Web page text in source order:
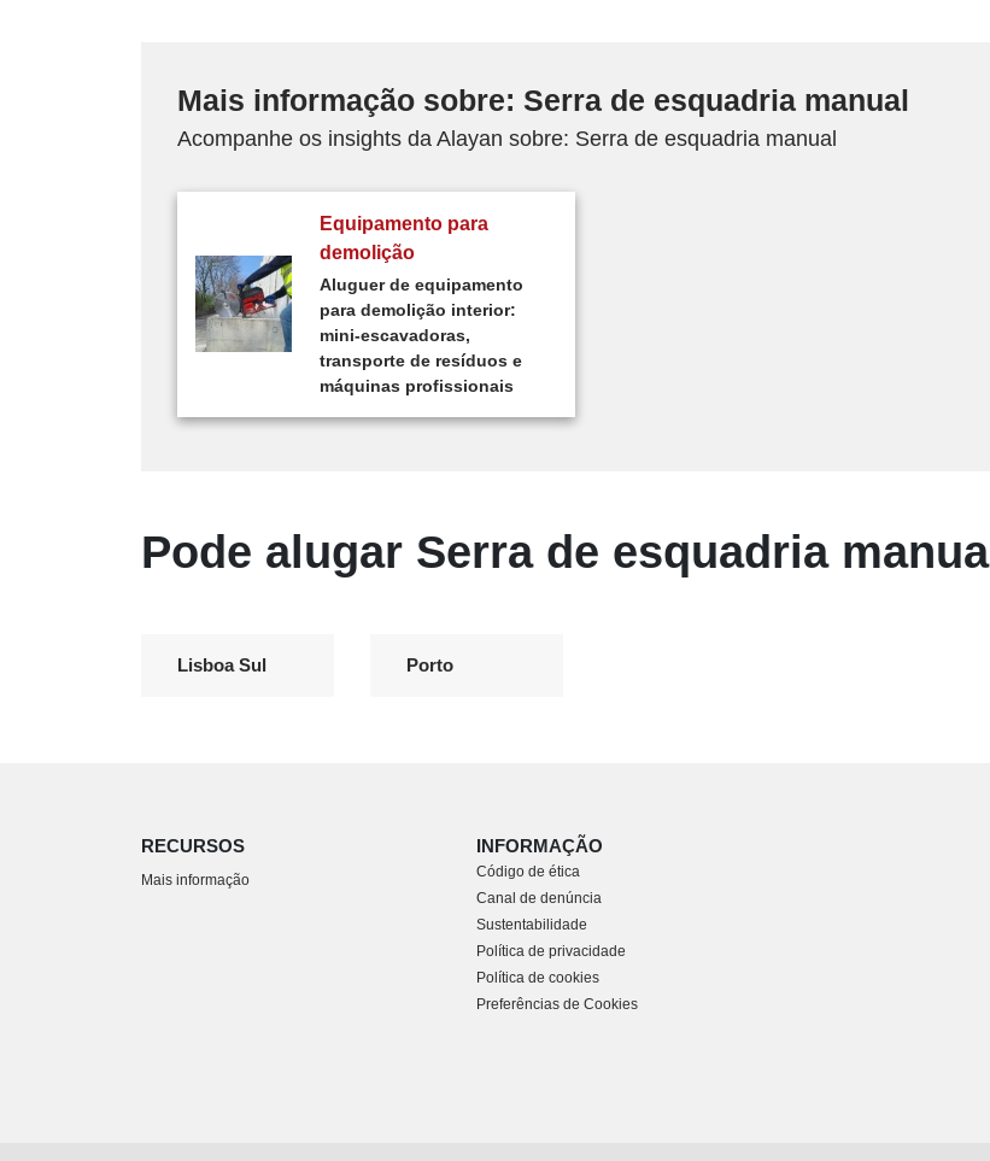
Mais informação sobre: Serra de esquadria manual
Acompanhe os insights da Alayan sobre: Serra de esquadria manual
Equipamento para
demolição
Aluguer de equipamento
para demolição interior:
mini-escavadoras,
transporte de resíduos e
máquinas profissionais
Pode alugar Serra de esquadria
Lisboa Sul Porto
RECURSOS
Mais informação
INFORMAÇÃO
Código de ética
Canal de denúncia
Sustentabilidade
Política de privacidade
Política de cookies
Preferências de Cookies